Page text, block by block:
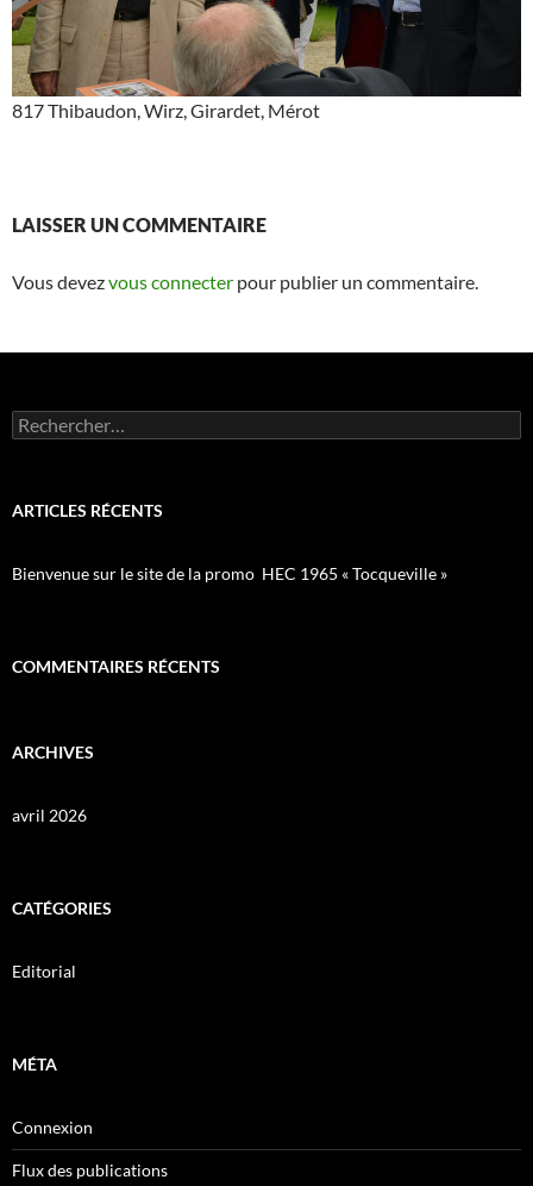
817 Thibaudon, Wirz, Girardet, Mérot
LAISSER UN COMMENTAIRE
Vous devezvous connecter pour publier un commentaire.
Rechercher :
ARTICLES RÉCENTS
Bienvenue sur le site de la promo HEC 1965 « Tocqueville »
COMMENTAIRES RÉCENTS
ARCHIVES
avril 2026
CATÉGORIES
Editorial
MÉTA
Connexion
Flux des publications